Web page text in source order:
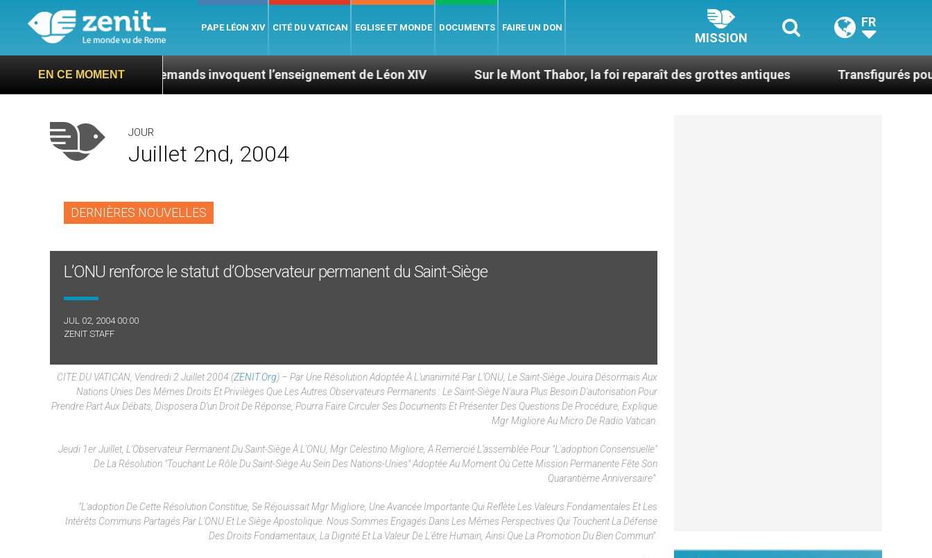
PAPE LÉON XIV CITÉ DU VATICAN EGLISE ET MONDE DOCUMENTS FAIRE UN DON
MISSION
FR
EN CE MOMENT
Des prêtres allemands invoquent l’enseignement de Léon XIV Sur le Mont Thabor, la foi reparaît des grottes antiques Transfigurés pour
JOUR
Juillet 2nd, 2004
DERNIÈRES NOUVELLES
L’ONU renforce le statut d’Observateur permanent du Saint-Siège
JUL 02, 2004 00:00
ZENIT STAFF
CITE DU VATICAN, Vendredi 2 Juillet 2004 (ZENIT.org) – Par Une Résolution Adoptée À L’unanimité Par L’ONU, Le Saint-Siège Jouira Désormais Aux
Nations Unies Des Mêmes Droits Et Privilèges Que Les Autres Observateurs Permanents : Le Saint-Siège N'aura Plus Besoin D'autorisation Pour
Prendre Part Aux Débats, Disposera D’un Droit De Réponse, Pourra Faire Circuler Ses Documents Et Présenter Des Questions De Procédure, Explique
Mgr Migliore Au Micro De Radio Vatican.
Jeudi 1er Juillet, L'Observateur Permanent Du Saint-Siège À L'ONU, Mgr Celestino Migliore, A Remercié L’assemblée Pour "l'adoption Consensuelle"
De La Résolution "touchant Le Rôle Du Saint-Siège Au Sein Des Nations-Unies" Adoptée Au Moment Où Cette Mission Permanente Fête Son
Quarantième Anniversaire".
"L'adoption De Cette Résolution Constitue, Se Réjouissait Mgr Migliore, Une Avancée Importante Qui Reflète Les Valeurs Fondamentales Et Les
Intérêts Communs Partagés Par L'ONU Et Le Siège Apostolique. Nous Sommes Engagés Dans Les Mêmes Perspectives Qui Touchent La Défense
Des Droits Fondamentaux, La Dignité Et La Valeur De L'être Humain, Ainsi Que La Promotion Du Bien Commun".